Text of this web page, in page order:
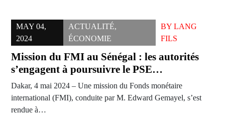
MAY 04,
2024
ACTUALITÉ,
ÉCONOMIE
BYLANG
FILS
Mission du FMI au Sénégal : les autorités
s’engagent à poursuivre le PSE…
Dakar, 4 mai 2024 – Une mission du Fonds monétaire
international (FMI), conduite par M. Edward Gemayel, s’est
rendue à…